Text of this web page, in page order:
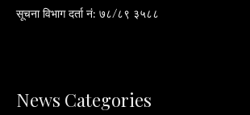
सूचना विभाग दर्ता नं: ७८/८९ ३५८८
News Categories